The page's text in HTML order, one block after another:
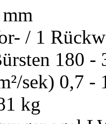
/ 1
180 -
sek) 0,7 -
kg